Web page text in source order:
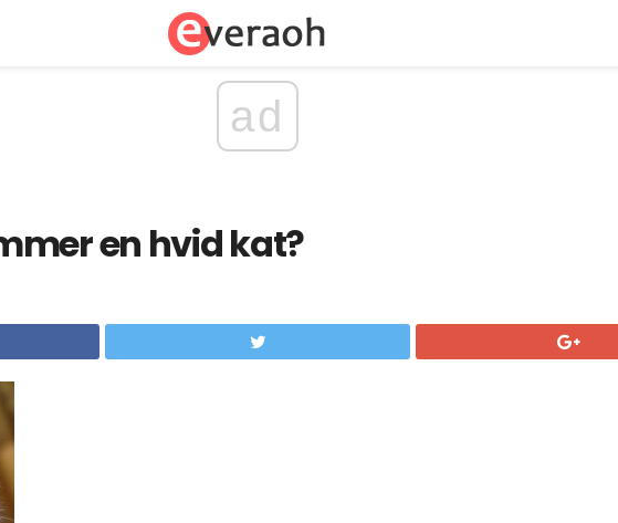
ad
en hvid kat?